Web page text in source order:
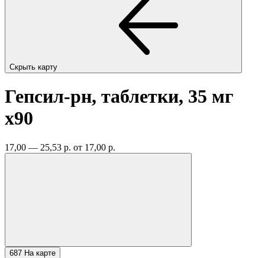
Скрыть карту
Гепсил-рн, таблетки, 35 мг
x90
17,00 — 25,53 р. от 17,00 р.
687 На карте